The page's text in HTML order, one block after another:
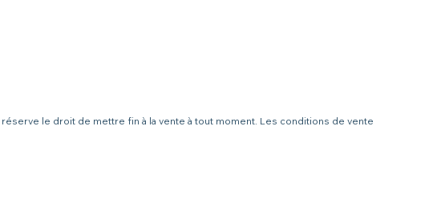
le droit de mettre fin à la vente à tout moment. Les conditions de vente